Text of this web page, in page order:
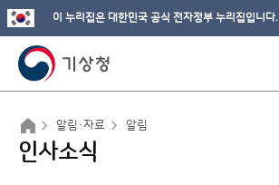
이 누리집은 대한민국 공식 전자정부 누리집입니다.
알림·자료 알림
인사소식